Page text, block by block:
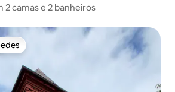
2 camas e 2 banheiros